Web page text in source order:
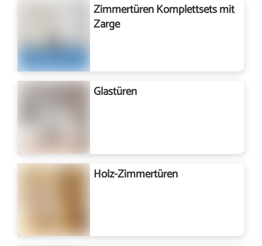
Zimmertüren Komplettsets mit
Zarge
Glastüren
Holz-Zimmertüren